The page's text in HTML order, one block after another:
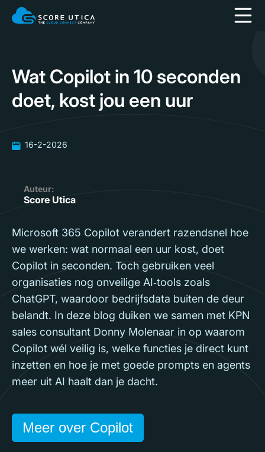
Wat Copilot in 10 seconden
doet, kost jou een uur
16-2-2026
Auteur:
Score Utica
Microsoft 365 Copilot verandert razendsnel hoe
we werken: wat normaal een uur kost, doet
Copilot in seconden. Toch gebruiken veel
organisaties nog onveilige AI‑tools zoals
ChatGPT, waardoor bedrijfsdata buiten de deur
belandt. In deze blog duiken we samen met KPN
sales consultant Donny Molenaar in op waarom
Copilot wél veilig is, welke functies je direct kunt
inzetten en hoe je met goede prompts en agents
meer uit AI haalt dan je dacht.
Meer over Copilot